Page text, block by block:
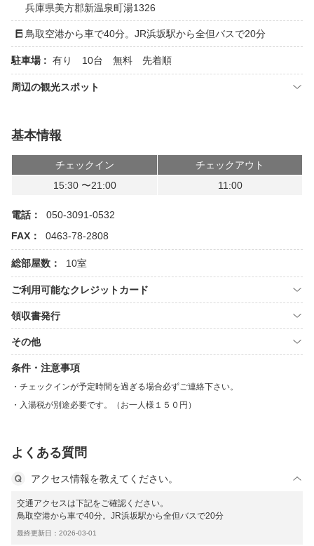
兵庫県美方郡新温泉町湯1326
鳥取空港から車で40分。JR浜坂駅から全但バスで20分
駐車場 : 有り 10台 無料 先着順
周辺の観光スポット
基本情報
チェックイン
チェックアウト
15:30 〜21:00
11:00
電話：
050-3091-0532
FAX：
0463-78-2808
総部屋数： 10室
ご利用可能なクレジットカード
領収書発行
その他
条件・注意事項
チェックインが予定時間を過ぎる場合必ずご連絡下さい。
入湯税が別途必要です。（お一人様１５０円）
よくある質問
アクセス情報を教えてください。
交通アクセスは下記をご確認ください。
鳥取空港から車で40分。JR浜坂駅から全但バスで20分
最終更新日：2026-03-01